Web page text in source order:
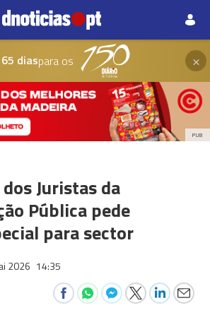
65 diaspara os ×
PUB
Juristas da
Pública pede
para sector
2026 14:35